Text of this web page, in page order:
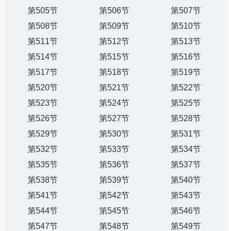
第505节
第506节
第507节
第508节
第509节
第510节
第511节
第512节
第513节
第514节
第515节
第516节
第517节
第518节
第519节
第520节
第521节
第522节
第523节
第524节
第525节
第526节
第527节
第528节
第529节
第530节
第531节
第532节
第533节
第534节
第535节
第536节
第537节
第538节
第539节
第540节
第541节
第542节
第543节
第544节
第545节
第546节
第547节
第548节
第549节